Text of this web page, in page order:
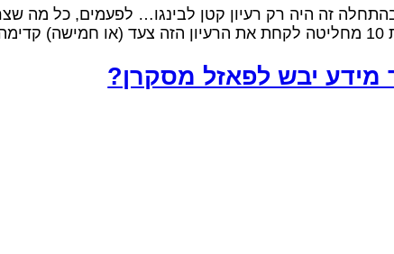
זה היה רק רעיון קטן לבינגו… לפעמים, כל מה
מידע יבש לפאזל מסקרן?